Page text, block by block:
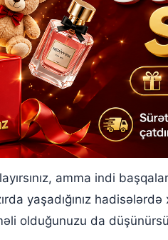
amma indi
yaşadığınız
olduğunuzu da